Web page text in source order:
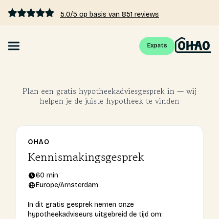
5.0/5 op basis van 851 reviews
Expats
Hypotheekrente vergelijken
Hypotheek berekenen
Kennis
Tarieven
Over ons
Plan een gratis hypotheekadviesgesprek in — wij
helpen je de juiste hypotheek te vinden
OHAO
Kennismakingsgesprek
60 min
Europe/Amsterdam
In dit gratis gesprek nemen onze
hypotheekadviseurs uitgebreid de tijd om: